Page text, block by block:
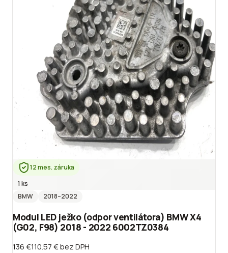
12 mes. záruka
1 ks
BMW
2018–2022
Modul LED ježko (odpor ventilátora) BMW X4
(G02, F98) 2018 - 2022 6002TZ0384
136 €110.57 €bez DPH